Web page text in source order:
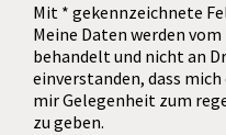
Mit * gekennzeichnete
Meine Daten werden
behandelt und nicht an
einverstanden, dass
mir Gelegenheit zum
zu geben.